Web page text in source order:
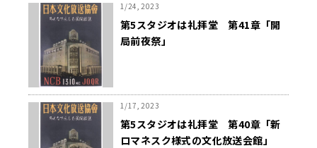
1/24, 2023
第5スタジオは礼拝堂 第41章「開
局前夜祭」
1/17, 2023
第5スタジオは礼拝堂 第40章「新
ロマネスク様式の文化放送会館」